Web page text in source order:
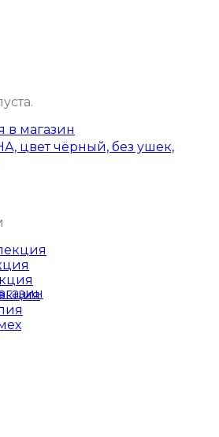
в магазин
цвет чёрный, без ушек,